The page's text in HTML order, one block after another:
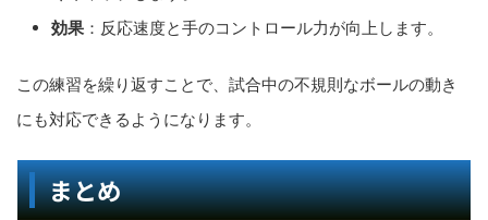
効果 ：反応速度と手のコントロール力が向上します。
この練習を繰り返すことで、試合中の不規則なボールの動き
にも対応できるようになります。
まとめ